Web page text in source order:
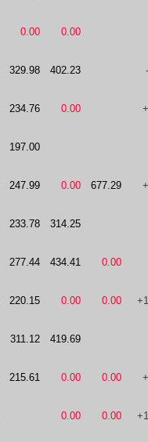
0.00 0.00
329.98 402.23
234.76 0.00
197.00
247.99 0.00 677.29
233.78 314.25
277.44 434.41 0.00
220.15 0.00 0.00
311.12 419.69
215.61 0.00 0.00
0.00 0.00